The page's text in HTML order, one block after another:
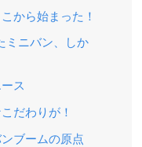
から始まった！
ミニバン、しか
ス
だわりが！
ブームの原点